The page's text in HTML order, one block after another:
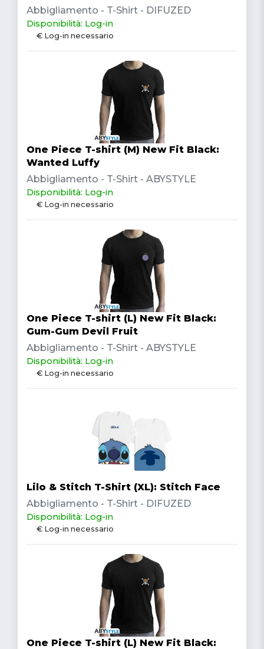
Abbigliamento - T-Shirt - DIFUZED
Disponibilità: Log-in
€ Log-in necessario
One Piece T-shirt (M) New Fit Black:
Wanted Luffy
Abbigliamento - T-Shirt - ABYSTYLE
Disponibilità: Log-in
€ Log-in necessario
One Piece T-shirt (L) New Fit Black:
Gum-Gum Devil Fruit
Abbigliamento - T-Shirt - ABYSTYLE
Disponibilità: Log-in
€ Log-in necessario
Lilo & Stitch T-Shirt (XL): Stitch Face
Abbigliamento - T-Shirt - DIFUZED
Disponibilità: Log-in
€ Log-in necessario
One Piece T-shirt (L) New Fit Black: